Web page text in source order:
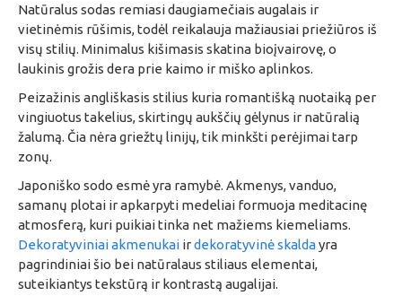
Natūralus sodas remiasi daugiamečiais augalais ir
vietinėmis rūšimis, todėl reikalauja mažiausiai priežiūros iš
visų stilių. Minimalus kišimasis skatina bioįvairovę, o
laukinis grožis dera prie kaimo ir miško aplinkos.
Peizažinis angliškasis stilius kuria romantišką nuotaiką per
vingiuotus takelius, skirtingų aukščių gėlynus ir natūralią
žalumą. Čia nėra griežtų linijų, tik minkšti perėjimai tarp
zonų.
Japoniško sodo esmė yra ramybė. Akmenys, vanduo,
samanų plotai ir apkarpyti medeliai formuoja meditacinę
atmosferą, kuri puikiai tinka net mažiems kiemeliams.
Dekoratyviniai akmenukai irdekoratyvinė skaldayra
pagrindiniai šio bei natūralaus stiliaus elementai,
suteikiantys tekstūrą ir kontrastą augalijai.